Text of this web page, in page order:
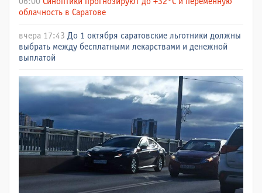
облачность в Саратове
вчера 17:43 До 1 октября саратовские льготники должны
выбрать между бесплатными лекарствами и денежной
выплатой